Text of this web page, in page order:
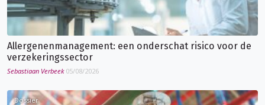
Allergenenmanagement: een onderschat risico voor de
verzekeringssector
Sebastiaan Verbeek 05/08/2026
Dossier